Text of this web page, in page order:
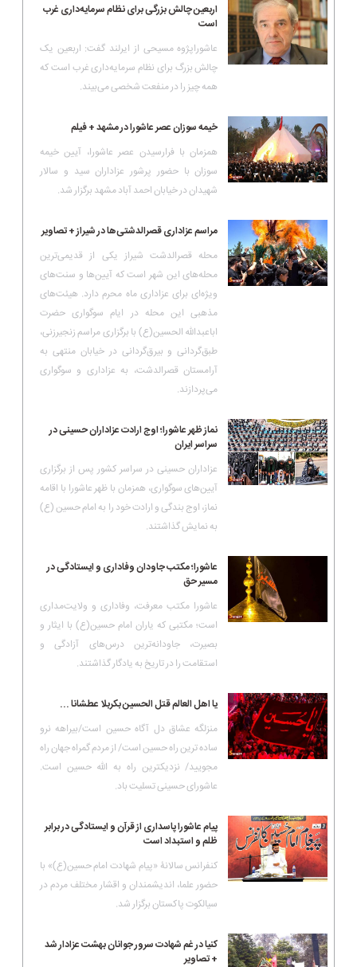
اربعین چالش بزرگی برای نظام سرمایه‌داری غرب
است
عاشوراپژوه مسیحی از ایرلند گفت: اربعین یک
چالش بزرگ برای نظام سرمایه‌داری غرب است که
همه چیز را در منفعت شخصی می‌بیند.
خیمه سوزان عصر عاشورا در مشهد + فیلم
همزمان با فرارسیدن عصر عاشورا، آیین خیمه
سوزان با حضور پرشور عزاداران سید و سالار
شهیدان در خیابان احمد آباد مشهد برگزار شد.
مراسم عزاداری قصرالدشتی‌ها در شیراز + تصاویر
محله قصرالدشت شیراز یکی از قدیمی‌ترین
محله‌های این شهر است که آیین‌ها و سنت‌های
ویژه‌ای برای عزاداری ماه محرم دارد. هیئت‌های
مذهبی این محله در ایام سوگواری حضرت
اباعبدالله الحسین(ع) با برگزاری مراسم زنجیرزنی،
طبق‌گردانی و بیرق‌گردانی در خیابان منتهی به
آرامستان قصرالدشت، به عزاداری و سوگواری
می‌پردازند.
نماز ظهر عاشورا؛ اوج ارادت عزاداران حسینی در
سراسر ایران
عزاداران حسینی در سراسر کشور پس از برگزاری
آیین‌های سوگواری، همزمان با ظهر عاشورا با اقامه
نماز، اوج بندگی و ارادت خود را به امام حسین (ع)
به نمایش گذاشتند.
عاشورا؛ مکتب جاودان وفاداری و ایستادگی در
مسیر حق
عاشورا مکتب معرفت، وفاداری و ولایت‌مداری
است؛ مکتبی که یاران امام حسین(ع) با ایثار و
بصیرت، جاودانه‌ترین درس‌های آزادگی و
استقامت را در تاریخ به یادگار گذاشتند.
یا اهل العالم قتل الحسین بکربلا عطشانا ...
منزلگه عشاق دل آگاه حسین است/بیراهه نرو
ساده ترین راه حسین است/ از مردم گمراه جهان راه
مجویید/ نزدیکترین راه به الله حسین است.
عاشورای حسینی تسلیت باد.
پیام عاشورا پاسداری از قرآن و ایستادگی در برابر
ظلم و استبداد است
کنفرانس سالانۀ «پیام شهادت امام حسین(ع)» با
حضور علما، اندیشمندان و اقشار مختلف مردم در
سیالکوت پاکستان برگزار شد.
کنیا در غم شهادت سرور جوانان بهشت عزادار شد
+ تصاویر